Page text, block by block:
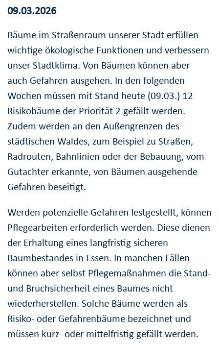
09.03.2026
Bäume im Straßenraum unserer Stadt erfüllen
wichtige ökologische Funktionen und verbessern
unser Stadtklima. Von Bäumen können aber
auch Gefahren ausgehen. In den folgenden
Wochen müssen mit Stand heute (09.03.) 12
Risikobäume der Priorität 2 gefällt werden.
Zudem werden an den Außengrenzen des
städtischen Waldes, zum Beispiel zu Straßen,
Radrouten, Bahnlinien oder der Bebauung, vom
Gutachter erkannte, von Bäumen ausgehende
Gefahren beseitigt.
Werden potenzielle Gefahren festgestellt, können
Pflegearbeiten erforderlich werden. Diese dienen
der Erhaltung eines langfristig sicheren
Baumbestandes in Essen. In manchen Fällen
können aber selbst Pflegemaßnahmen die Stand-
und Bruchsicherheit eines Baumes nicht
wiederherstellen. Solche Bäume werden als
Risiko- oder Gefahrenbäume bezeichnet und
müssen kurz- oder mittelfristig gefällt werden.